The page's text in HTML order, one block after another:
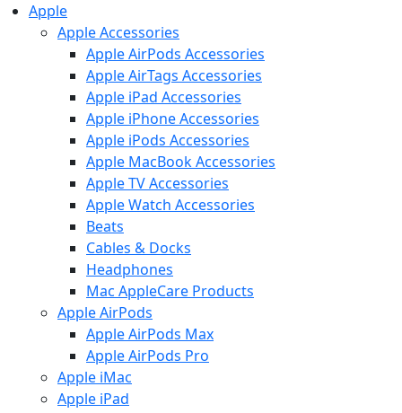
Apple
Apple Accessories
Apple AirPods Accessories
Apple AirTags Accessories
Apple iPad Accessories
Apple iPhone Accessories
Apple iPods Accessories
Apple MacBook Accessories
Apple TV Accessories
Apple Watch Accessories
Beats
Cables & Docks
Headphones
Mac AppleCare Products
Apple AirPods
Apple AirPods Max
Apple AirPods Pro
Apple iMac
Apple iPad